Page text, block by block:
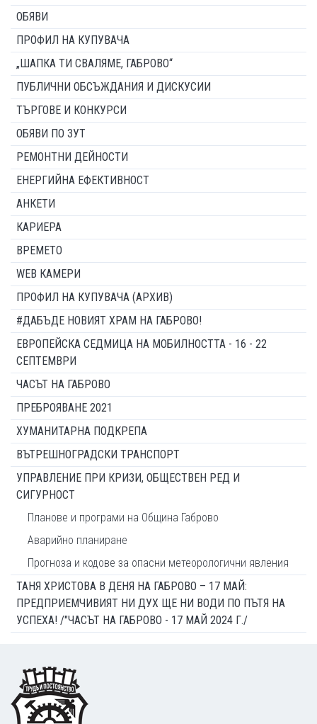
ОБЯВИ
ПРОФИЛ НА КУПУВАЧА
„ШАПКА ТИ СВАЛЯМЕ, ГАБРОВО“
ПУБЛИЧНИ ОБСЪЖДАНИЯ И ДИСКУСИИ
ТЪРГОВЕ И КОНКУРСИ
ОБЯВИ ПО ЗУТ
РЕМОНТНИ ДЕЙНОСТИ
ЕНЕРГИЙНА ЕФЕКТИВНОСТ
АНКЕТИ
КАРИЕРА
ВРЕМЕТО
WEB КАМЕРИ
ПРОФИЛ НА КУПУВАЧА (АРХИВ)
#ДАБЪДЕ НОВИЯТ ХРАМ НА ГАБРОВО!
ЕВРОПЕЙСКА СЕДМИЦА НА МОБИЛНОСТТА - 16 - 22
СЕПТЕМВРИ
ЧАСЪТ НА ГАБРОВО
ПРЕБРОЯВАНЕ 2021
ХУМАНИТАРНА ПОДКРЕПА
ВЪТРЕШНОГРАДСКИ ТРАНСПОРТ
УПРАВЛЕНИЕ ПРИ КРИЗИ, ОБЩЕСТВЕН РЕД И
СИГУРНОСТ
Планове и програми на Община Габрово
Аварийно планиране
Прогноза и кодове за опасни метеорологични явления
ТАНЯ ХРИСТОВА В ДЕНЯ НА ГАБРОВО – 17 МАЙ:
ПРЕДПРИЕМЧИВИЯТ НИ ДУХ ЩЕ НИ ВОДИ ПО ПЪТЯ НА
УСПЕХА! /"ЧАСЪТ НА ГАБРОВО - 17 МАЙ 2024 Г./
Footer